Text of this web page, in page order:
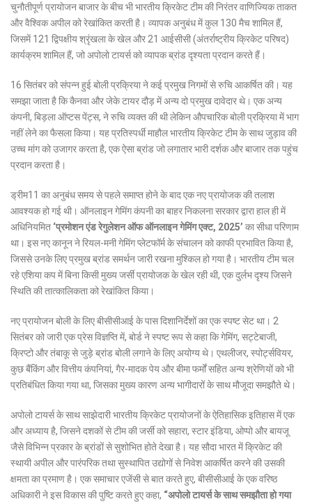
चुनौतीपूर्ण प्रायोजन बाजार के बीच भी भारतीय क्रिकेट टीम की निरंतर वाणिज्यिक ताकत
और वैश्विक अपील को रेखांकित करती है। व्यापक अनुबंध में कुल 130 मैच शामिल हैं,
जिसमें 121 द्विपक्षीय श्रृंखला के खेल और 21 आईसीसी (अंतर्राष्ट्रीय क्रिकेट परिषद)
कार्यक्रम शामिल हैं, जो अपोलो टायर्स को व्यापक ब्रांड दृश्यता प्रदान करते हैं।
16 सितंबर को संपन्न हुई बोली प्रक्रिया ने कई प्रमुख निगमों से रुचि आकर्षित की। यह
समझा जाता है कि कैनवा और जेके टायर दौड़ में अन्य दो प्रमुख दावेदार थे। एक अन्य
कंपनी, बिड़ला ऑप्टस पेंट्स, ने रुचि व्यक्त की थी लेकिन औपचारिक बोली प्रक्रिया में भाग
नहीं लेने का फैसला किया। यह प्रतिस्पर्धी माहौल भारतीय क्रिकेट टीम के साथ जुड़ाव की
उच्च मांग को उजागर करता है, एक ऐसा ब्रांड जो लगातार भारी दर्शक और बाजार तक पहुंच
प्रदान करता है।
ड्रीम11 का अनुबंध समय से पहले समाप्त होने के बाद एक नए प्रायोजक की तलाश
आवश्यक हो गई थी। ऑनलाइन गेमिंग कंपनी का बाहर निकलना सरकार द्वारा हाल ही में
अधिनियमित ‘प्रमोशन एंड रेगुलेशन ऑफ ऑनलाइन गेमिंग एक्ट, 2025’ का सीधा परिणाम
था। इस नए कानून ने रियल-मनी गेमिंग प्लेटफॉर्म के संचालन को काफी प्रभावित किया है,
जिससे उनके लिए प्रमुख ब्रांड समर्थन जारी रखना मुश्किल हो गया है। भारतीय टीम चल
रहे एशिया कप में बिना किसी मुख्य जर्सी प्रायोजक के खेल रही थी, एक दुर्लभ दृश्य जिसने
स्थिति की तात्कालिकता को रेखांकित किया।
नए प्रायोजन बोली के लिए बीसीसीआई के पास दिशानिर्देशों का एक स्पष्ट सेट था। 2
सितंबर को जारी एक प्रेस विज्ञप्ति में, बोर्ड ने स्पष्ट रूप से कहा कि गेमिंग, सट्टेबाजी,
क्रिप्टो और तंबाकू से जुड़े ब्रांड बोली लगाने के लिए अयोग्य थे। एथलीजर, स्पोर्ट्सवियर,
कुछ बैंकिंग और वित्तीय कंपनियां, गैर-मादक पेय और बीमा फर्मों सहित अन्य श्रेणियों को भी
प्रतिबंधित किया गया था, जिसका मुख्य कारण अन्य भागीदारों के साथ मौजूदा समझौते थे।
अपोलो टायर्स के साथ साझेदारी भारतीय क्रिकेट प्रायोजनों के ऐतिहासिक इतिहास में एक
और अध्याय है, जिसने दशकों से टीम की जर्सी को सहारा, स्टार इंडिया, ओप्पो और बायजू
जैसे विभिन्न प्रकार के ब्रांडों से सुशोभित होते देखा है। यह सौदा भारत में क्रिकेट की
स्थायी अपील और पारंपरिक तथा सुस्थापित उद्योगों से निवेश आकर्षित करने की उसकी
क्षमता का प्रमाण है। एक समाचार एजेंसी से बात करते हुए, बीसीसीआई के एक वरिष्ठ
अधिकारी ने इस विकास की पुष्टि करते हुए कहा, “अपोलो टायर्स के साथ समझौता हो गया